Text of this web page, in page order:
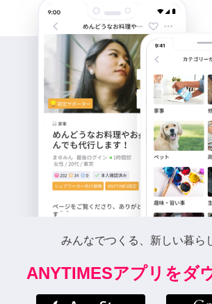
みんなでつくる、新しい暮ら
ANYTIMESアプリをダ